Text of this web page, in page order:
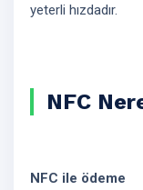
yeterli hızdadır.
NFC
NFC ile ödeme